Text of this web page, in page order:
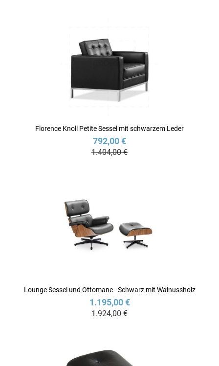
Florence Knoll Petite Sessel mit schwarzem Leder
792,00 €
1.404,00 €
Lounge Sessel und Ottomane - Schwarz mit Walnussholz
1.195,00 €
1.924,00 €